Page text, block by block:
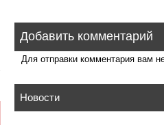
Добавить комментарий
Для отправки комментария вам
Новости